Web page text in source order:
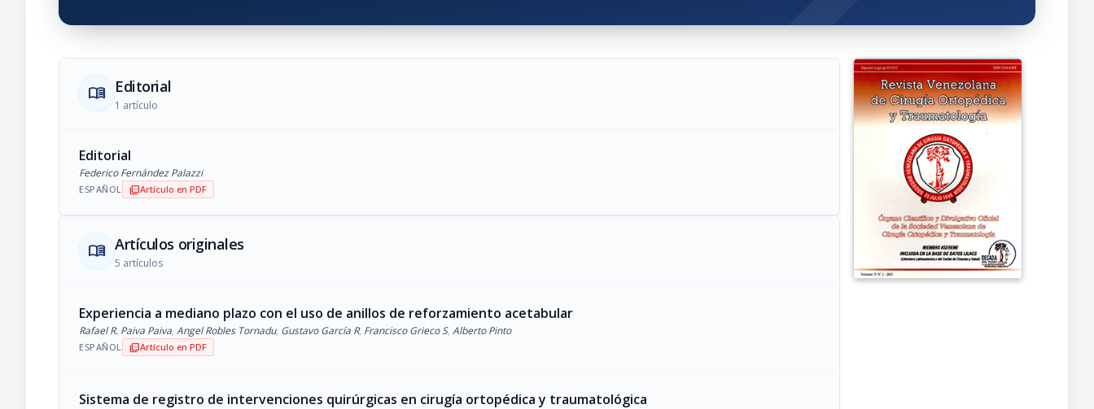
menu_book Editorial
1 artículo
Editorial
Federico Fernández Palazzi
ESPAÑOL picture_as_pdfArtículo en PDF
menu_book Artículos originales
5 artículos
Experiencia a mediano plazo con el uso de anillos de reforzamiento acetabular
Rafael R. Paiva Paiva, Angel Robles Tornadu, Gustavo García R, Francisco Grieco S, Alberto Pinto
ESPAÑOL picture_as_pdfArtículo en PDF
Sistema de registro de intervenciones quirúrgicas en cirugía ortopédica y traumatológica